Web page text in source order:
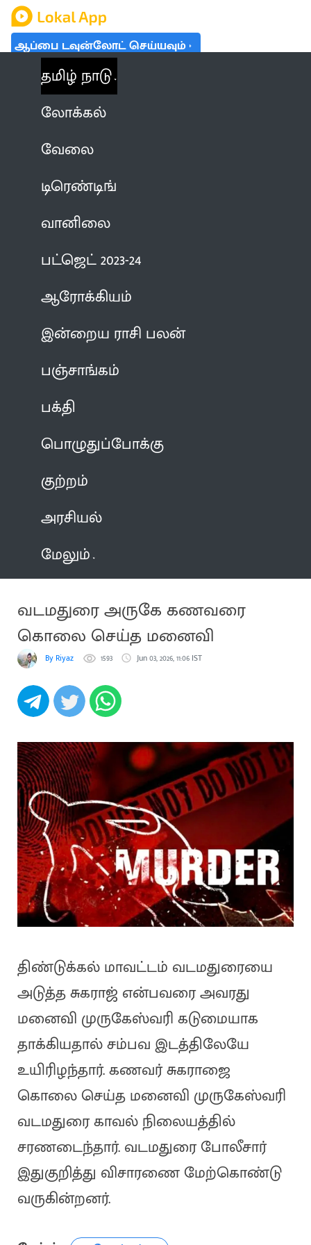
ஆப்பை டவுன்லோட் செய்யவும்
தமிழ் நாடு
லோக்கல்
வேலை
டிரெண்டிங்
வானிலை
பட்ஜெட் 2023-24
ஆரோக்கியம்
இன்றைய ராசி பலன்
பஞ்சாங்கம்
பக்தி
பொழுதுப்போக்கு
குற்றம்
அரசியல்
மேலும்
வடமதுரை அருகே கணவரை
கொலை செய்த மனைவி
By Riyaz 1593 Jun 03, 2026, 11:06 IST
திண்டுக்கல் மாவட்டம் வடமதுரையை
அடுத்த சுகராஜ் என்பவரை அவரது
மனைவி முருகேஸ்வரி கடுமையாக
தாக்கியதால் சம்பவ இடத்திலேயே
உயிரிழந்தார். கணவர் சுகராஜை
கொலை செய்த மனைவி முருகேஸ்வரி
வடமதுரை காவல் நிலையத்தில்
சரணடைந்தார். வடமதுரை போலீசார்
இதுகுறித்து விசாரணை மேற்கொண்டு
வருகின்றனர்.